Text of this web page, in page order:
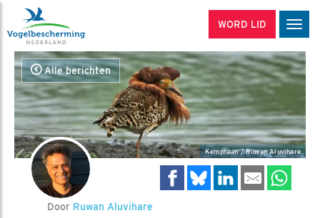
WORD LID
Alle berichten
Kemphaan / Ruwan Aluvihare
Door Ruwan Aluvihare